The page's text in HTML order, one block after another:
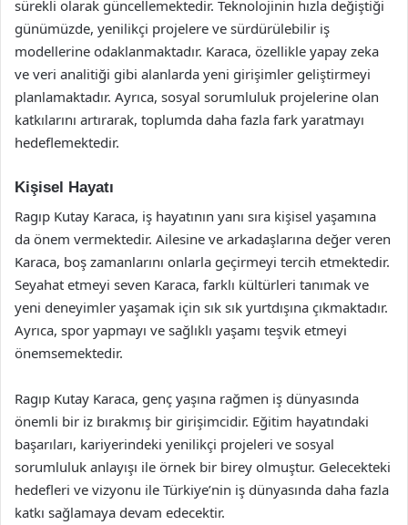
sürekli olarak güncellemektedir. Teknolojinin hızla değiştiği
günümüzde, yenilikçi projelere ve sürdürülebilir iş
modellerine odaklanmaktadır. Karaca, özellikle yapay zeka
ve veri analitiği gibi alanlarda yeni girişimler geliştirmeyi
planlamaktadır. Ayrıca, sosyal sorumluluk projelerine olan
katkılarını artırarak, toplumda daha fazla fark yaratmayı
hedeflemektedir.
Kişisel Hayatı
Ragıp Kutay Karaca, iş hayatının yanı sıra kişisel yaşamına
da önem vermektedir. Ailesine ve arkadaşlarına değer veren
Karaca, boş zamanlarını onlarla geçirmeyi tercih etmektedir.
Seyahat etmeyi seven Karaca, farklı kültürleri tanımak ve
yeni deneyimler yaşamak için sık sık yurtdışına çıkmaktadır.
Ayrıca, spor yapmayı ve sağlıklı yaşamı teşvik etmeyi
önemsemektedir.
Ragıp Kutay Karaca, genç yaşına rağmen iş dünyasında
önemli bir iz bırakmış bir girişimcidir. Eğitim hayatındaki
başarıları, kariyerindeki yenilikçi projeleri ve sosyal
sorumluluk anlayışı ile örnek bir birey olmuştur. Gelecekteki
hedefleri ve vizyonu ile Türkiye’nin iş dünyasında daha fazla
katkı sağlamaya devam edecektir.